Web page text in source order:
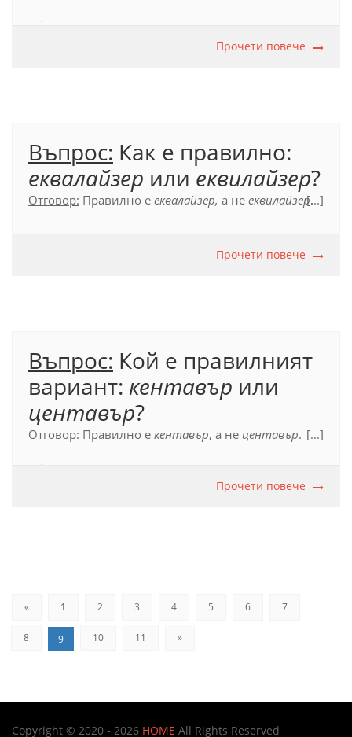
Официален правописен речник (2012), с. 255
Прочети повече
Въпрос: Как е правилно:
еквалайзер или еквилайзер?
Отговор: Правилно е еквалайзер, а не еквилайзер.
Официален правописен речник (2012), с. 249
[...]
Прочети повече
Въпрос: Кой е правилният
вариант: кентавър или
центавър?
Отговор: Правилно е кентавър, а не центавър.
Официален правописен речник (2012), с. 320
[...]
Прочети повече
« 1 2 3 4 5 6 7
8 9 10 11 »
Copyright © 2020 - 2026 HOME All Rights Reserved